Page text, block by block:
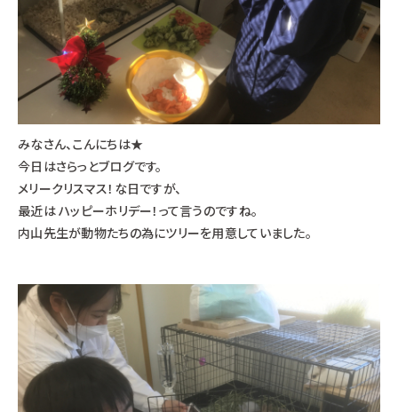
みなさん、こんにちは★
今日はさらっとブログです。
メリークリスマス！な日ですが、
最近は ハッピーホリデー！って言うのですね。
内山先生が動物たちの為にツリーを用意していました。